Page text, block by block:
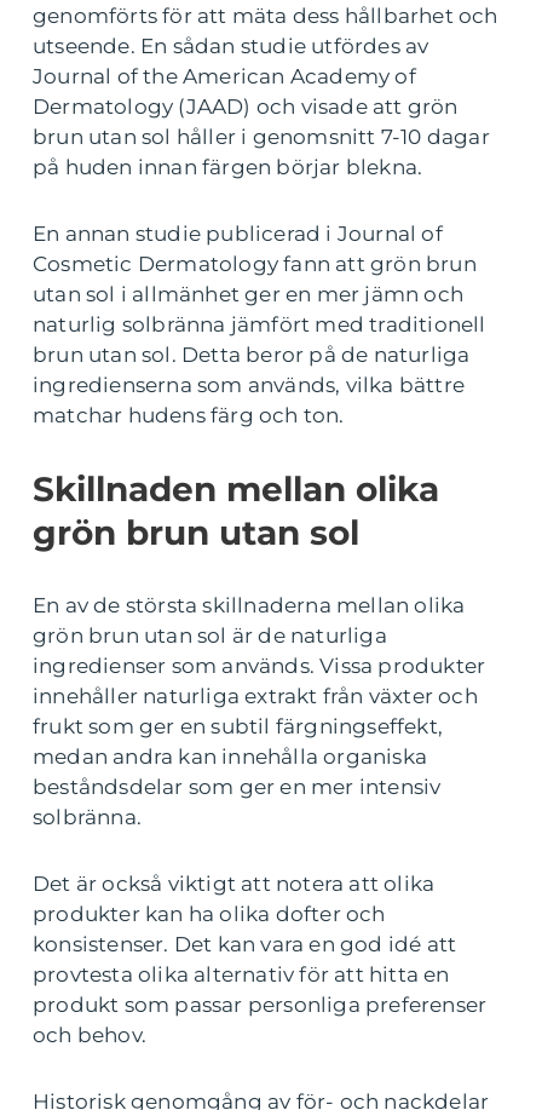
genomförts för att mäta dess hållbarhet och
utseende. En sådan studie utfördes av
Journal of the American Academy of
Dermatology (JAAD) och visade att grön
brun utan sol håller i genomsnitt 7-10 dagar
på huden innan färgen börjar blekna.
En annan studie publicerad i Journal of
Cosmetic Dermatology fann att grön brun
utan sol i allmänhet ger en mer jämn och
naturlig solbränna jämfört med traditionell
brun utan sol. Detta beror på de naturliga
ingredienserna som används, vilka bättre
matchar hudens färg och ton.
Skillnaden mellan olika
grön brun utan sol
En av de största skillnaderna mellan olika
grön brun utan sol är de naturliga
ingredienser som används. Vissa produkter
innehåller naturliga extrakt från växter och
frukt som ger en subtil färgningseffekt,
medan andra kan innehålla organiska
beståndsdelar som ger en mer intensiv
solbränna.
Det är också viktigt att notera att olika
produkter kan ha olika dofter och
konsistenser. Det kan vara en god idé att
provtesta olika alternativ för att hitta en
produkt som passar personliga preferenser
och behov.
Historisk genomgång av för- och nackdelar